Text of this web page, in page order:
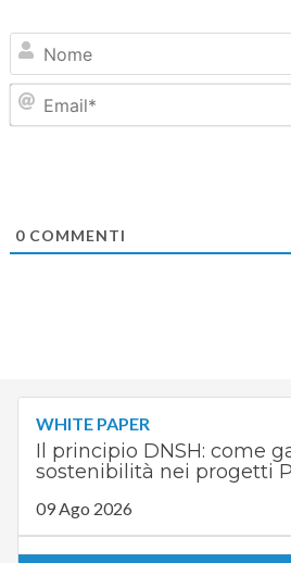
0COMMENTI
WHITE PAPER
Il principio DNSH: come
sostenibilità nei progetti
09 Ago 2026